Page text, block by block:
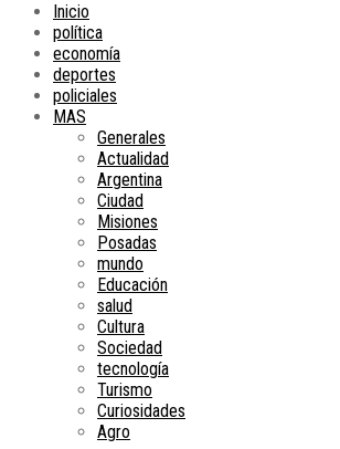
Inicio
política
economía
deportes
policiales
MAS
Generales
Actualidad
Argentina
Ciudad
Misiones
Posadas
mundo
Educación
salud
Cultura
Sociedad
tecnología
Turismo
Curiosidades
Agro